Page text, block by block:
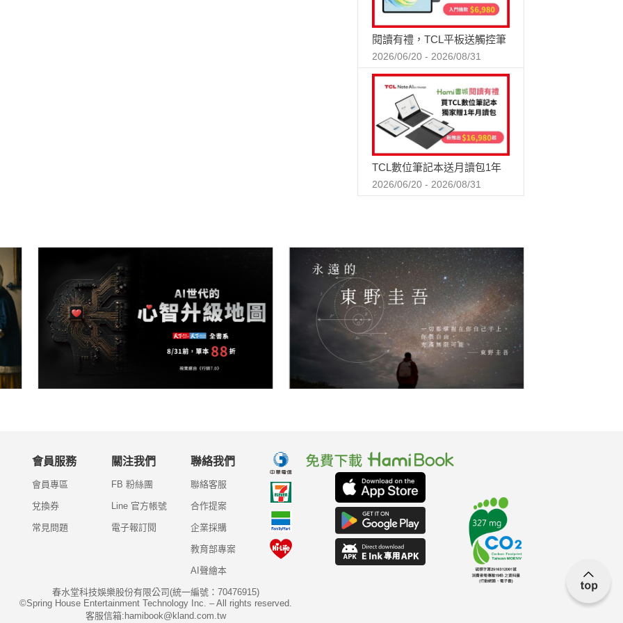
閱讀有禮，TCL平板送觸控筆
2026/06/20 - 2026/08/31
TCL數位筆記本送月讀包1年
2026/06/20 - 2026/08/31
會員服務
會員專區
兌換券
常見問題
關注我們
FB 粉絲團
Line 官方帳號
電子報訂閱
聯絡我們
聯絡客服
合作提案
企業採購
教育部專案
AI聲繪本
春水堂科技娛樂股份有限公司(統一編號：70476915)
©Spring House Entertainment Technology Inc. – All rights reserved.
客服信箱:hamibook@kland.com.tw